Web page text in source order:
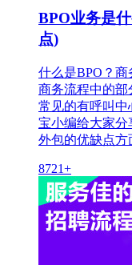
BPO业务是
点)
什么是BPO？
商务流程中的部
常见的有呼叫中
宝小编给大家分
外包的优缺点方
8721+